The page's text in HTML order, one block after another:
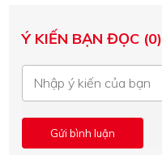
Ý KIẾN BẠN ĐỌC (0)